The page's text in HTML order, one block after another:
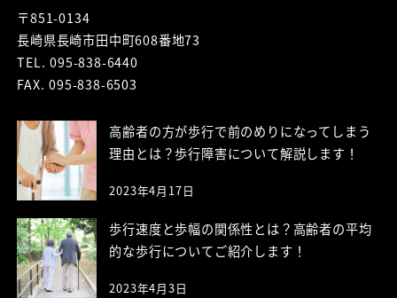
〒851-0134
長崎県長崎市田中町608番地73
TEL. 095-838-6440
FAX. 095-838-6503
高齢者の方が歩行で前のめりになってしまう
理由とは？歩行障害について解説します！
2023年4月17日
歩行速度と歩幅の関係性とは？高齢者の平均
的な歩行についてご紹介します！
2023年4月3日